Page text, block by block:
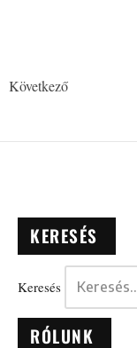
Következő
KERESÉS
Keresés
RÓLUNK